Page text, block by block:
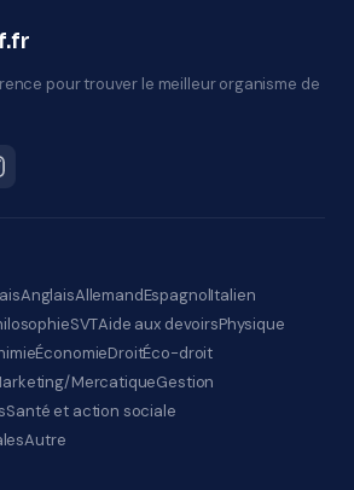
pour trouver le meilleur organisme de
AnglaisAllemandEspagnolItalien
SVTAide aux devoirsPhysique
ÉconomieDroitÉco-droit
MercatiqueGestion
Santé et action sociale
Autre